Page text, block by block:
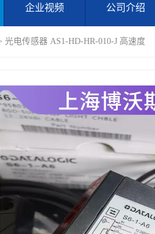
企业视频 公司介绍
光电传感器 AS1-HD-HR-010-J ‌高速度